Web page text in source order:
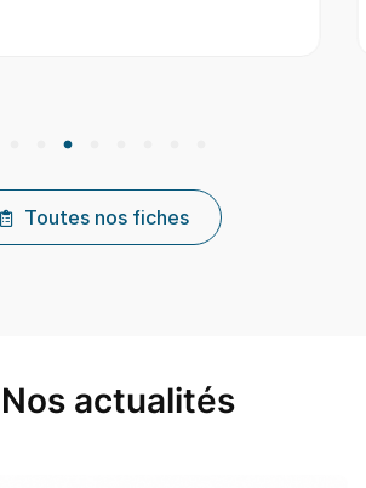
Toutes nos fiches
Nos actualités